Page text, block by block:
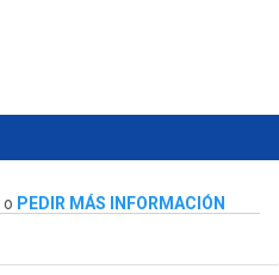
o PEDIR MÁS INFORMACIÓN